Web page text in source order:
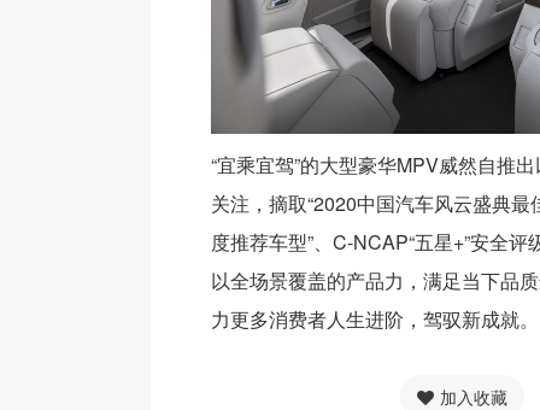
“宜乘宜驾”的大型豪华MPV威然自推
关注，摘取“2020中国汽车风云盛典最
度推荐车型”、C-NCAP“五星+”安全
以全场景覆盖的产品力，满足当下品
力更多消费者人生进阶，驾驭新成就。
加入收藏